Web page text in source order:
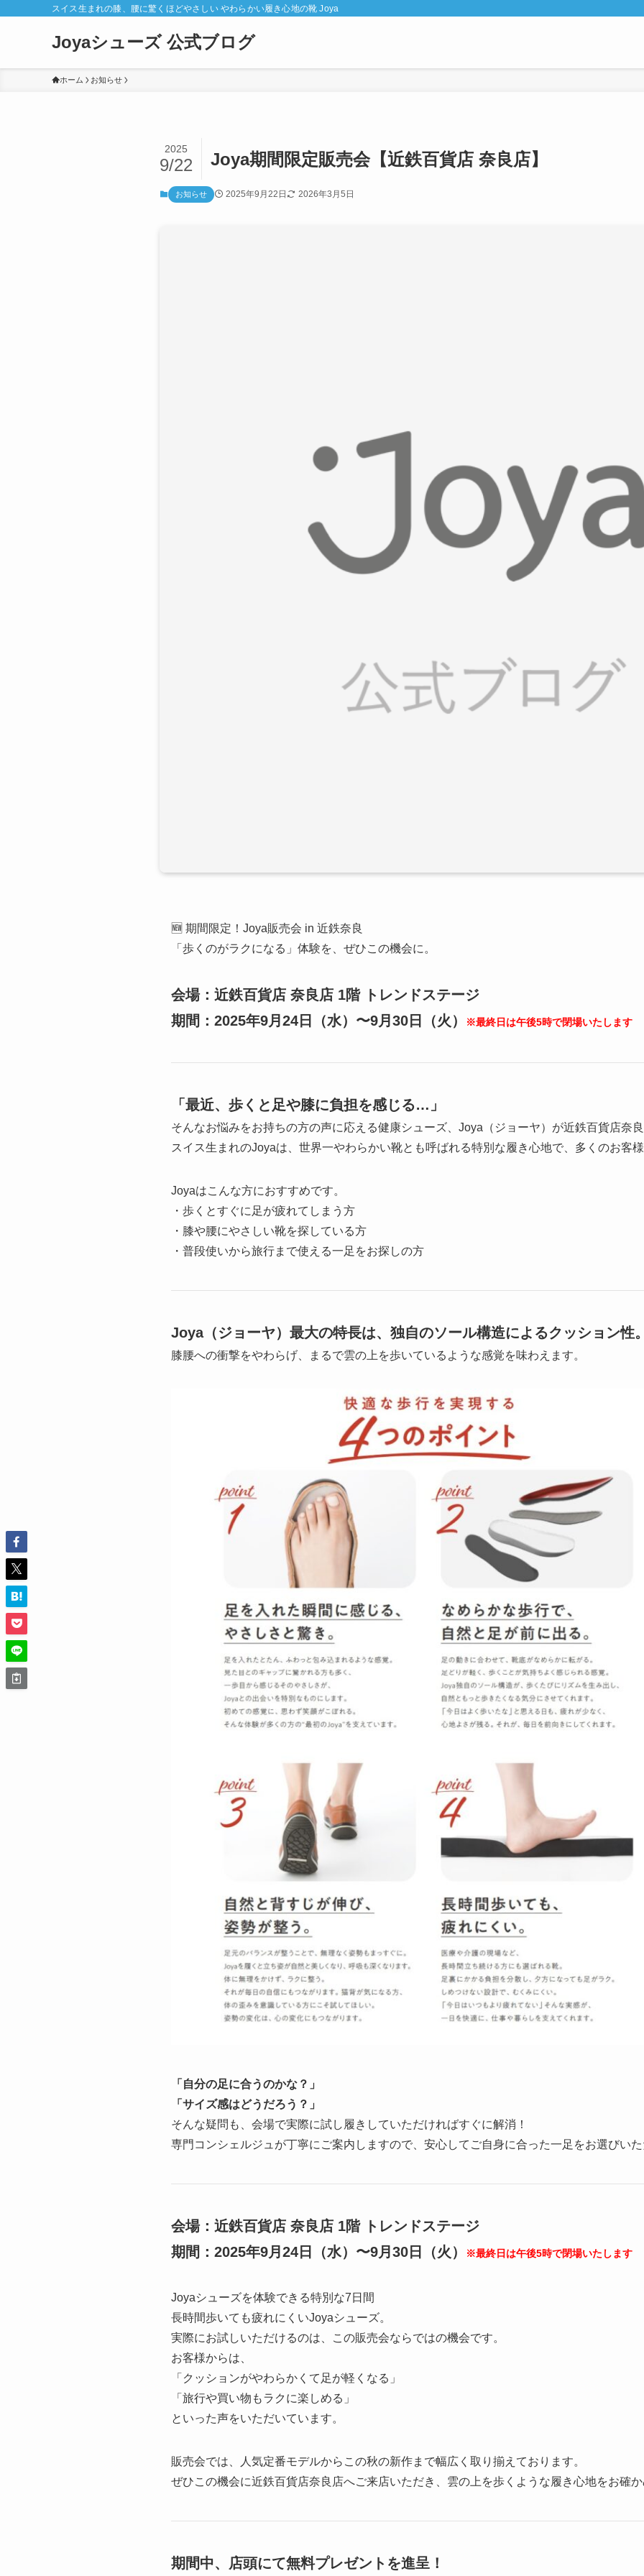
スイス生まれの膝、腰に驚くほどやさしい やわらかい履き心地の靴 Joya
Joyaシューズ 公式ブログ
ホーム お知らせ
Joya期間限定販売会【近鉄百貨店 奈良店】
2025
9/22
お知らせ 2025年9月22日 2026年3月5日
🆕 期間限定！Joya販売会 in 近鉄奈良
「歩くのがラクになる」体験を、ぜひこの機会に。
会場：近鉄百貨店 奈良店 1階 トレンドステージ
期間：2025年9月24日（水）〜9月30日（火）
※最終日は午後5時で閉場いたします
「最近、歩くと足や膝に負担を感じる…」
そんなお悩みをお持ちの方の声に応える健康シューズ、Joya（ジョーヤ）が近鉄百貨店奈
スイス生まれのJoyaは、世界一やわらかい靴とも呼ばれる特別な履き心地で、多くのお客
Joyaはこんな方におすすめです。
・歩くとすぐに足が疲れてしまう方
・膝や腰にやさしい靴を探している方
・普段使いから旅行まで使える一足をお探しの方
Joya（ジョーヤ）最大の特長は、独自のソール構造によるクッション性
膝腰への衝撃をやわらげ、まるで雲の上を歩いているような感覚を味わえます。
「自分の足に合うのかな？」
「サイズ感はどうだろう？」
そんな疑問も、会場で実際に試し履きしていただければすぐに解消！
専門コンシェルジュが丁寧にご案内しますので、安心してご自身に合った一足をお選びい
会場：近鉄百貨店 奈良店 1階 トレンドステージ
期間：2025年9月24日（水）〜9月30日（火）
※最終日は午後5時で閉場いたします
Joyaシューズを体験できる特別な7日間
長時間歩いても疲れにくいJoyaシューズ。
実際にお試しいただけるのは、この販売会ならではの機会です。
お客様からは、
「クッションがやわらかくて足が軽くなる」
「旅行や買い物もラクに楽しめる」
といった声をいただいています。
販売会では、人気定番モデルからこの秋の新作まで幅広く取り揃えております。
ぜひこの機会に近鉄百貨店奈良店へご来店いただき、雲の上を歩くような履き心地をお確
期間中、店頭にて無料プレゼントを進呈！